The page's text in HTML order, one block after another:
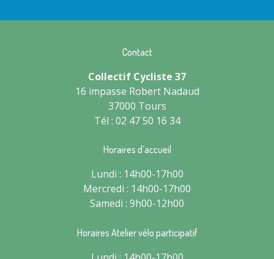
Contact
Collectif Cycliste 37
16 impasse Robert Nadaud
37000 Tours
Tél : 02 47 50 16 34
Horaires d’accueil
Lundi : 14h00-17h00
Mercredi : 14h00-17h00
Samedi : 9h00-12h00
Horaires Atelier vélo participatif